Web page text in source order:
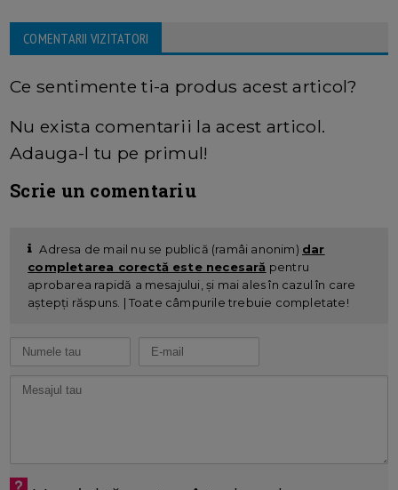
COMENTARII VIZITATORI
Ce sentimente ti-a produs acest articol?
Nu exista comentarii la acest articol.
Adauga-l tu pe primul!
Scrie un comentariu
Adresa de mail nu se publică (ramâi anonim) dar
completarea corectă este necesară pentru
aprobarea rapidă a mesajului, și mai ales în cazul în care
aștepți răspuns. | Toate câmpurile trebuie completate!